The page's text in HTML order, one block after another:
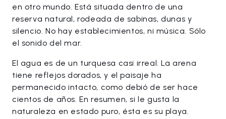
en otro mundo. Está situada dentro de una
reserva natural, rodeada de sabinas, dunas y
silencio. No hay establecimientos, ni música. Sólo
el sonido del mar.
El agua es de un turquesa casi irreal. La arena
tiene reflejos dorados, y el paisaje ha
permanecido intacto, como debió de ser hace
cientos de años. En resumen, si le gusta la
naturaleza en estado puro, ésta es su playa.